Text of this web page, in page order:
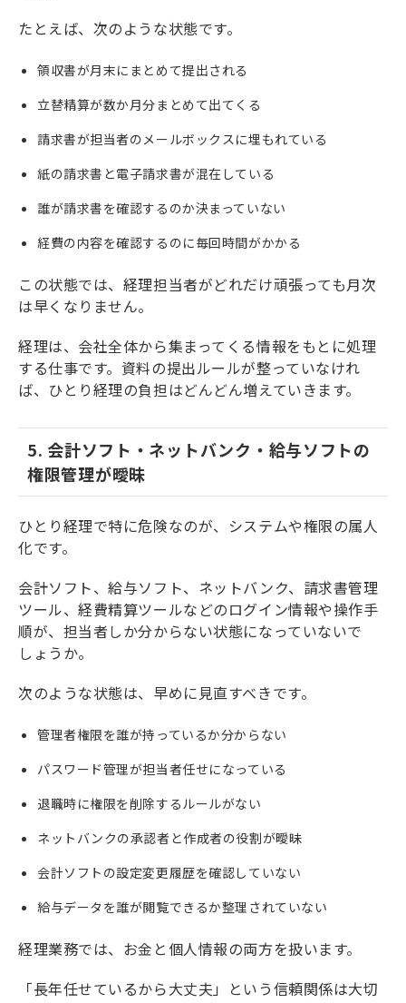
たとえば、次のような状態です。
領収書が月末にまとめて提出される
立替精算が数か月分まとめて出てくる
請求書が担当者のメールボックスに埋もれている
紙の請求書と電子請求書が混在している
誰が請求書を確認するのか決まっていない
経費の内容を確認するのに毎回時間がかかる
この状態では、経理担当者がどれだけ頑張っても月次
は早くなりません。
経理は、会社全体から集まってくる情報をもとに処理
する仕事です。資料の提出ルールが整っていなけれ
ば、ひとり経理の負担はどんどん増えていきます。
5. 会計ソフト・ネットバンク・給与ソフトの
権限管理が曖昧
ひとり経理で特に危険なのが、システムや権限の属人
化です。
会計ソフト、給与ソフト、ネットバンク、請求書管理
ツール、経費精算ツールなどのログイン情報や操作手
順が、担当者しか分からない状態になっていないで
しょうか。
次のような状態は、早めに見直すべきです。
管理者権限を誰が持っているか分からない
パスワード管理が担当者任せになっている
退職時に権限を削除するルールがない
ネットバンクの承認者と作成者の役割が曖昧
会計ソフトの設定変更履歴を確認していない
給与データを誰が閲覧できるか整理されていない
経理業務では、お金と個人情報の両方を扱います。
「長年任せているから大丈夫」という信頼関係は大切